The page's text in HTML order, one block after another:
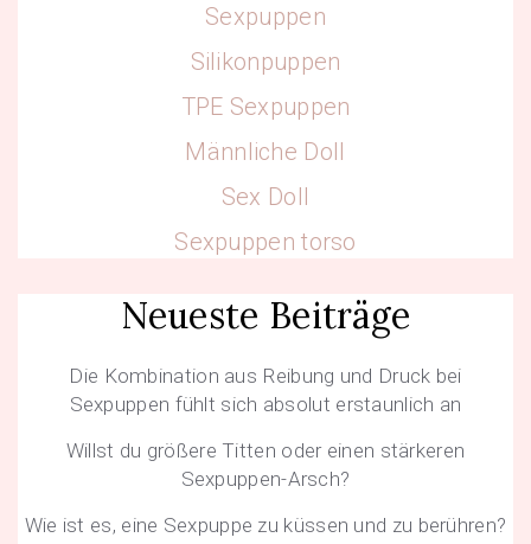
Sexpuppen
Silikonpuppen
TPE Sexpuppen
Männliche Doll
Sex Doll
Sexpuppen torso
Neueste Beiträge
Die Kombination aus Reibung und Druck bei
Sexpuppen fühlt sich absolut erstaunlich an
Willst du größere Titten oder einen stärkeren
Sexpuppen-Arsch?
Wie ist es, eine Sexpuppe zu küssen und zu berühren?